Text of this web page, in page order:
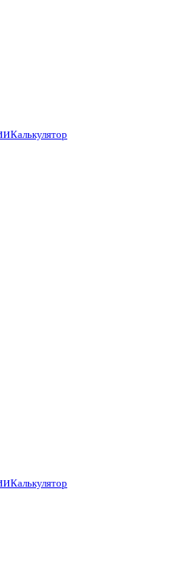
Калькулятор
Калькулятор